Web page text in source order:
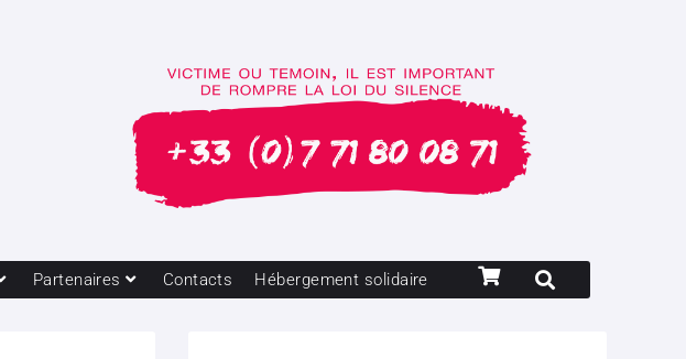
Partenaires Contacts Hébergement solidaire